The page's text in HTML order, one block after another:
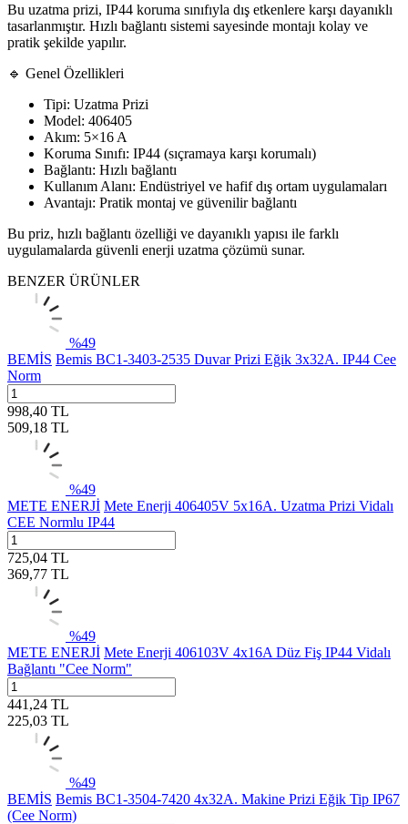
Bu uzatma prizi, IP44 koruma sınıfıyla dış etkenlere karşı dayanıklı
tasarlanmıştır. Hızlı bağlantı sistemi sayesinde montajı kolay ve
pratik şekilde yapılır.
🔹 Genel Özellikleri
Tipi: Uzatma Prizi
Model: 406405
Akım: 5×16 A
Koruma Sınıfı: IP44 (sıçramaya karşı korumalı)
Bağlantı: Hızlı bağlantı
Kullanım Alanı: Endüstriyel ve hafif dış ortam uygulamaları
Avantajı: Pratik montaj ve güvenilir bağlantı
Bu priz, hızlı bağlantı özelliği ve dayanıklı yapısı ile farklı
uygulamalarda güvenli enerji uzatma çözümü sunar.
BENZER ÜRÜNLER
%49
BEMİS Bemis BC1-3403-2535 Duvar Prizi Eğik 3x32A. IP44 Cee
Norm
998,40 TL
509,18 TL
%49
METE ENERJİ Mete Enerji 406405V 5x16A. Uzatma Prizi Vidalı
CEE Normlu IP44
725,04 TL
369,77 TL
%49
METE ENERJİ Mete Enerji 406103V 4x16A Düz Fiş IP44 Vidalı
Bağlantı "Cee Norm"
441,24 TL
225,03 TL
%49
BEMİS Bemis BC1-3504-7420 4x32A. Makine Prizi Eğik Tip IP67
(Cee Norm)